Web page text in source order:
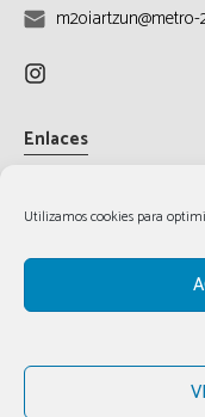
Utilizamos cookies para
m2oiartzun@metro-
Enlaces
Política de cookies